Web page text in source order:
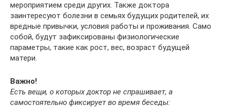
мероприятием среди других. Также доктора
заинтересуют болезни в семьях будущих родителей, их
вредные привычки, условия работы и проживания. Само
собой, будут зафиксированы физиологические
параметры, такие как рост, вес, возраст будущей
матери.
Важно!
Есть вещи, о которых доктор не спрашивает, а
самостоятельно фиксирует во время беседы: